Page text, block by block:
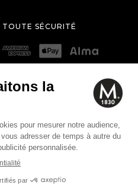
Quantité
AU PANIER
SÉCURITÉ
générales de vente
personnelles
en matière de cookies